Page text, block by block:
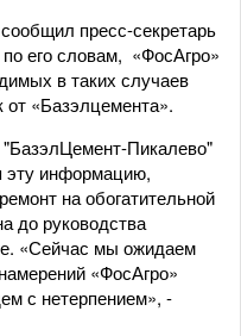
пресс-секретарь
его словам, «ФосАгро»
в таких случаев
от «Базэлцемента».
Пикалево"
эту информацию,
на обогатительной
до руководства
«Сейчас мы ожидаем
«ФосАгро»
с нетерпением», -